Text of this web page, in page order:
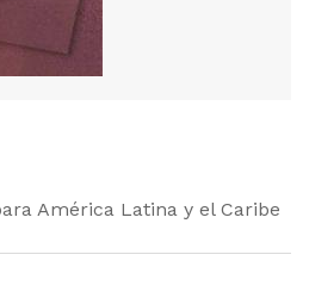
América Latina y el Caribe